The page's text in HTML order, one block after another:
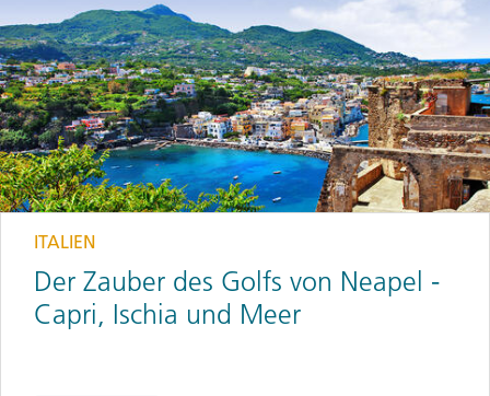
ITALIEN
Der Zauber des Golfs von Neapel -
Capri, Ischia und Meer